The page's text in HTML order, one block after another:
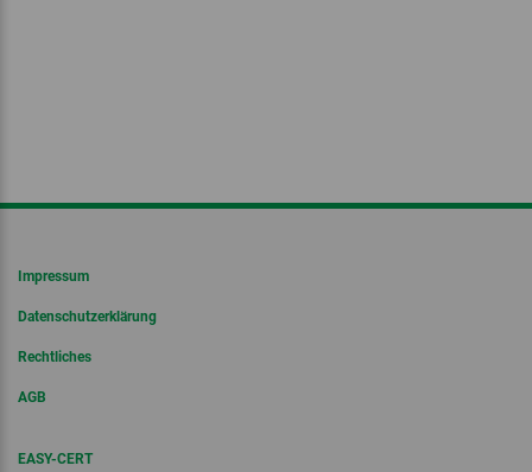
Impressum
Datenschutzerklärung
Rechtliches
AGB
EASY-CERT